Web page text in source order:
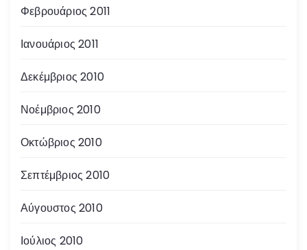
Φεβρουάριος 2011
Ιανουάριος 2011
Δεκέμβριος 2010
Νοέμβριος 2010
Οκτώβριος 2010
Σεπτέμβριος 2010
Αύγουστος 2010
Ιούλιος 2010